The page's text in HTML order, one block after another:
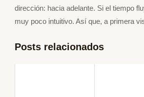
dirección: hacia adelante. Si el tiempo
muy poco intuitivo. Así que, a primera
Posts relacionados